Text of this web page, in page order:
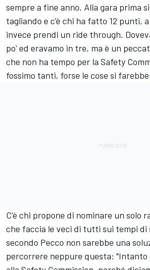
sempre a fine anno. Alla gara prima
tagliando e c'è chi ha fatto 12 punti,
invece prendi un ride through.
po' ed eravamo in tre, ma è un
che non ha tempo per la Safety
fossimo tanti, forse le cose si
C'è chi propone di nominare un solo
che faccia le veci di tutti sui tempi di
secondo Pecco non sarebbe una
percorrere neppure questa: